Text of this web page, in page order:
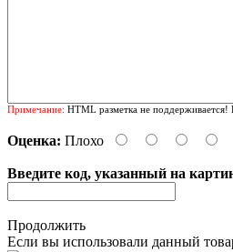
Примечание: HTML разметка не поддерживается!
Оценка: Плохо
Введите код, указанный на
Продолжить
Если вы использовали данный